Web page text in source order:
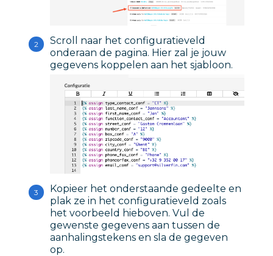
Scroll naar het configuratieveld
onderaan de pagina. Hier zal je jouw
gegevens koppelen aan het sjabloon.
Kopieer het onderstaande gedeelte en
plak ze in het configuratieveld zoals
het voorbeeld hieboven. Vul de
gewenste gegevens aan tussen de
aanhalingstekens en sla de gegeven
op.